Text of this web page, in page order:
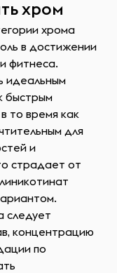
хром
хрома
в достижении
фитнеса.
идеальным
быстрым
то время как
для
и
страдает от
следует
концентрацию
по